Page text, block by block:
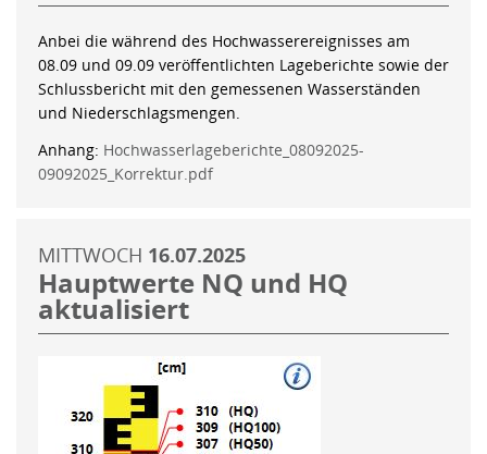
Anbei die während des Hochwasserereignisses am
08.09 und 09.09 veröffentlichten Lageberichte sowie der
Schlussbericht mit den gemessenen Wasserständen
und Niederschlagsmengen.
Anhang: Hochwasserlageberichte_08092025-
09092025_Korrektur.pdf
MITTWOCH 16.07.2025
Hauptwerte NQ und HQ
aktualisiert